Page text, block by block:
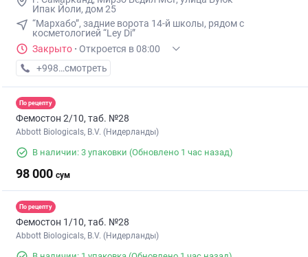
Ипак Йоли, дом 25
“Мархабо”, задние ворота 14-й школы, рядом с
косметологией “Ley Di”
Закрыто · Откроется в 08:00
+998 (77) XXX-XX-XX
смотреть
По рецепту
Фемостон 2/10, таб. №28
Abbott Biologicals, B.V. (Нидерланды)
В наличии: 3 упаковки (Обновлено 1 час назад)
98 000 сум
По рецепту
Фемостон 1/10, таб. №28
Abbott Biologicals, B.V. (Нидерланды)